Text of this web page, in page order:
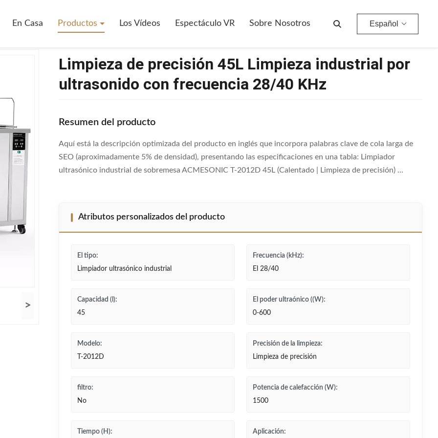
En Casa Productos Los Vídeos Espectáculo VR Sobre Nosotros Español
>
Limpieza de precisión 45L Limpieza industrial por
ultrasonido con frecuencia 28/40 KHz
Resumen del producto
Aquí está la descripción optimizada del producto en inglés que incorpora palabras clave de cola larga de
SEO (aproximadamente 5% de densidad), presentando las especificaciones en una tabla: Limpiador
ultrasónico industrial de sobremesa ACMESONIC T-2012D 45L (Calentado | Limpieza de precisión) ...
Atributos personalizados del producto
El tipo:
Limpiador ultrasónico industrial
Frecuencia (kHz):
El 28/40
Capacidad (l):
45
El poder ultraónico ((W):
0-600
Modelo:
T-2012D
Precisión de la limpieza:
Limpieza de precisión
filtro:
No
Potencia de calefacción (W):
1500
Tiempo (H): Aplicación: